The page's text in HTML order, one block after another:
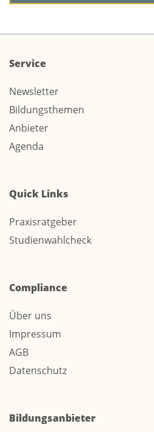
Service
Newsletter
Bildungsthemen
Anbieter
Agenda
Quick Links
Praxisratgeber
Studienwahlcheck
Compliance
Über uns
Impressum
AGB
Datenschutz
Bildungsanbieter